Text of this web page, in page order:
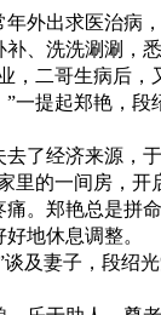
外出求医治病
、洗洗涮涮，
二哥生病后，
提起郑艳，段
了经济来源，
的一间房，开
。郑艳总是拼
地休息调整。
及妻子，段绍